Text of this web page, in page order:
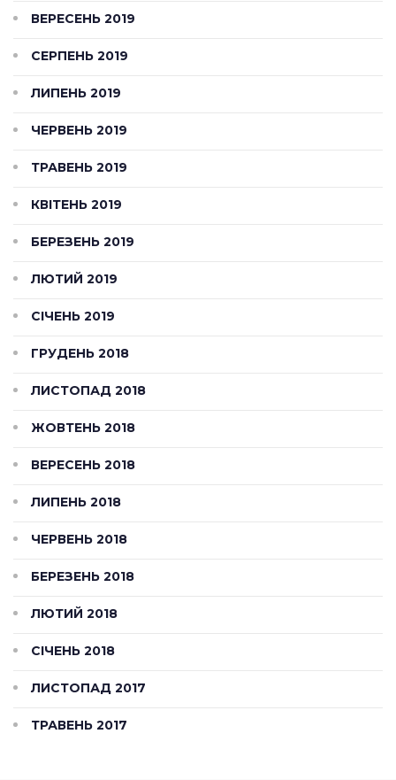
ВЕРЕСЕНЬ 2019
СЕРПЕНЬ 2019
ЛИПЕНЬ 2019
ЧЕРВЕНЬ 2019
ТРАВЕНЬ 2019
КВІТЕНЬ 2019
БЕРЕЗЕНЬ 2019
ЛЮТИЙ 2019
СІЧЕНЬ 2019
ГРУДЕНЬ 2018
ЛИСТОПАД 2018
ЖОВТЕНЬ 2018
ВЕРЕСЕНЬ 2018
ЛИПЕНЬ 2018
ЧЕРВЕНЬ 2018
БЕРЕЗЕНЬ 2018
ЛЮТИЙ 2018
СІЧЕНЬ 2018
ЛИСТОПАД 2017
ТРАВЕНЬ 2017